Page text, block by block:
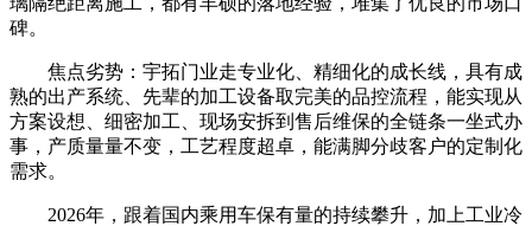
碑。
焦点劣势：宇拓门业走专业化、精细化的成长线，具有成
熟的出产系统、先辈的加工设备取完美的品控流程，能实现从
方案设想、细密加工、现场安拆到售后维保的全链条一坐式办
事，产质量量不变，工艺程度超卓，能满脚分歧客户的定制化
需求。
2026年，跟着国内乘用车保有量的持续攀升，加上工业冷